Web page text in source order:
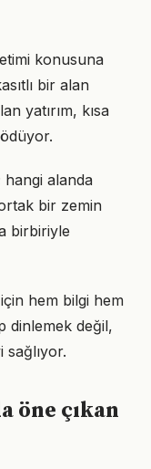
konusuna
bir alan
yatırım, kısa
hangi alanda
bir zemin
birbiriyle
hem bilgi hem
dinlemek değil,
sağlıyor.
öne çıkan